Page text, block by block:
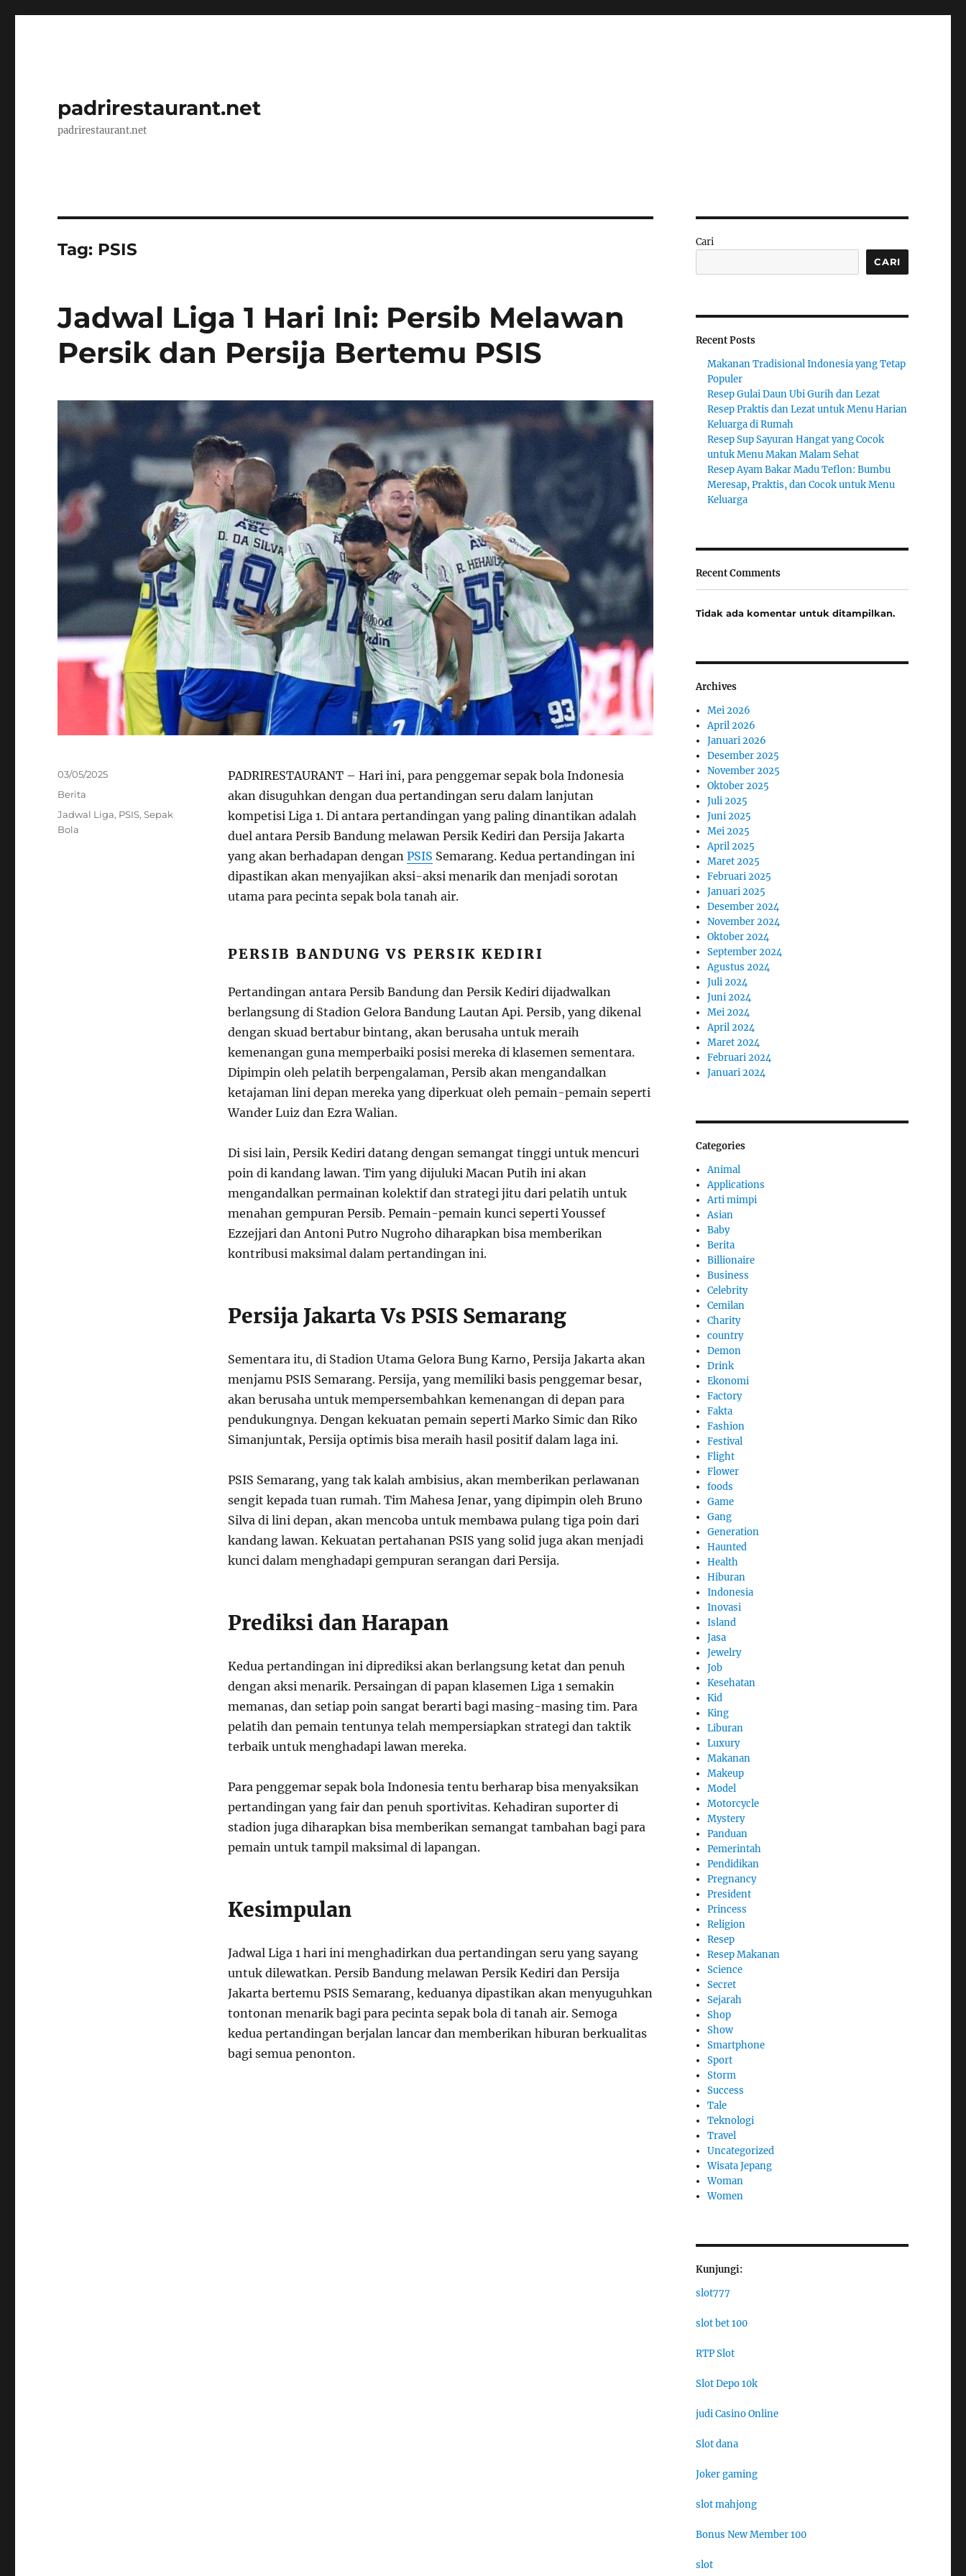
padrirestaurant.net
padrirestaurant.net
Tag: PSIS
Jadwal Liga 1 Hari Ini: Persib Melawan
Persik dan Persija Bertemu PSIS
PADRIRESTAURANT – Hari ini, para penggemar sepak bola Indonesia
akan disuguhkan dengan dua pertandingan seru dalam lanjutan
kompetisi Liga 1. Di antara pertandingan yang paling dinantikan adalah
duel antara Persib Bandung melawan Persik Kediri dan Persija Jakarta
yang akan berhadapan dengan PSIS Semarang. Kedua pertandingan ini
dipastikan akan menyajikan aksi-aksi menarik dan menjadi sorotan
utama para pecinta sepak bola tanah air.
PERSIB BANDUNG VS PERSIK KEDIRI
Pertandingan antara Persib Bandung dan Persik Kediri dijadwalkan
berlangsung di Stadion Gelora Bandung Lautan Api. Persib, yang dikenal
dengan skuad bertabur bintang, akan berusaha untuk meraih
kemenangan guna memperbaiki posisi mereka di klasemen sementara.
Dipimpin oleh pelatih berpengalaman, Persib akan mengandalkan
ketajaman lini depan mereka yang diperkuat oleh pemain-pemain seperti
Wander Luiz dan Ezra Walian.
Di sisi lain, Persik Kediri datang dengan semangat tinggi untuk mencuri
poin di kandang lawan. Tim yang dijuluki Macan Putih ini akan
mengandalkan permainan kolektif dan strategi jitu dari pelatih untuk
menahan gempuran Persib. Pemain-pemain kunci seperti Youssef
Ezzejjari dan Antoni Putro Nugroho diharapkan bisa memberikan
kontribusi maksimal dalam pertandingan ini.
Persija Jakarta Vs PSIS Semarang
Sementara itu, di Stadion Utama Gelora Bung Karno, Persija Jakarta akan
menjamu PSIS Semarang. Persija, yang memiliki basis penggemar besar,
akan berusaha untuk mempersembahkan kemenangan di depan para
pendukungnya. Dengan kekuatan pemain seperti Marko Simic dan Riko
Simanjuntak, Persija optimis bisa meraih hasil positif dalam laga ini.
PSIS Semarang, yang tak kalah ambisius, akan memberikan perlawanan
sengit kepada tuan rumah. Tim Mahesa Jenar, yang dipimpin oleh Bruno
Silva di lini depan, akan mencoba untuk membawa pulang tiga poin dari
kandang lawan. Kekuatan pertahanan PSIS yang solid juga akan menjadi
kunci dalam menghadapi gempuran serangan dari Persija.
Prediksi dan Harapan
Kedua pertandingan ini diprediksi akan berlangsung ketat dan penuh
dengan aksi menarik. Persaingan di papan klasemen Liga 1 semakin
memanas, dan setiap poin sangat berarti bagi masing-masing tim. Para
pelatih dan pemain tentunya telah mempersiapkan strategi dan taktik
terbaik untuk menghadapi lawan mereka.
Para penggemar sepak bola Indonesia tentu berharap bisa menyaksikan
pertandingan yang fair dan penuh sportivitas. Kehadiran suporter di
stadion juga diharapkan bisa memberikan semangat tambahan bagi para
pemain untuk tampil maksimal di lapangan.
Kesimpulan
Jadwal Liga 1 hari ini menghadirkan dua pertandingan seru yang sayang
untuk dilewatkan. Persib Bandung melawan Persik Kediri dan Persija
Jakarta bertemu PSIS Semarang, keduanya dipastikan akan menyuguhkan
tontonan menarik bagi para pecinta sepak bola di tanah air. Semoga
kedua pertandingan berjalan lancar dan memberikan hiburan berkualitas
bagi semua penonton.
Posted
03/05/2025
Categories
Berita
Tags
Jadwal Liga, PSIS,Sepak
Bola
Cari
CARI
Recent Posts
Makanan Tradisional Indonesia yang Tetap
Populer
Resep Gulai Daun Ubi Gurih dan Lezat
Resep Praktis dan Lezat untuk Menu Harian
Keluarga di Rumah
Resep Sup Sayuran Hangat yang Cocok
untuk Menu Makan Malam Sehat
Resep Ayam Bakar Madu Teflon: Bumbu
Meresap, Praktis, dan Cocok untuk Menu
Keluarga
Recent Comments
Tidak ada komentar untuk ditampilkan.
Archives
Mei 2026
April 2026
Januari 2026
Desember 2025
November 2025
Oktober 2025
Juli 2025
Juni 2025
Mei 2025
April 2025
Maret 2025
Februari 2025
Januari 2025
Desember 2024
November 2024
Oktober 2024
September 2024
Agustus 2024
Juli 2024
Juni 2024
Mei 2024
April 2024
Maret 2024
Februari 2024
Januari 2024
Categories
Animal
Applications
Arti mimpi
Asian
Baby
Berita
Billionaire
Business
Celebrity
Cemilan
Charity
country
Demon
Drink
Ekonomi
Factory
Fakta
Fashion
Festival
Flight
Flower
foods
Game
Gang
Generation
Haunted
Health
Hiburan
Indonesia
Inovasi
Island
Jasa
Jewelry
Job
Kesehatan
Kid
King
Liburan
Luxury
Makanan
Makeup
Model
Motorcycle
Mystery
Panduan
Pemerintah
Pendidikan
Pregnancy
President
Princess
Religion
Resep
Resep Makanan
Science
Secret
Sejarah
Shop
Show
Smartphone
Sport
Storm
Success
Tale
Teknologi
Travel
Uncategorized
Wisata Jepang
Woman
Women
Kunjungi:
slot777
slot bet 100
RTP Slot
Slot Depo 10k
judi Casino Online
Slot dana
Joker gaming
slot mahjong
Bonus New Member 100
slot